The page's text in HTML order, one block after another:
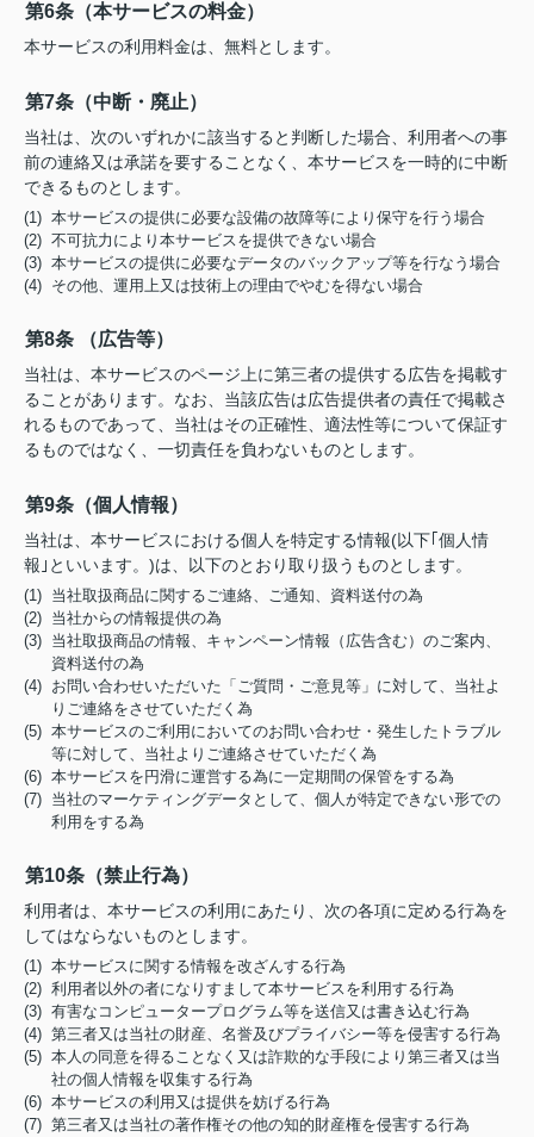
第6条（本サービスの料金）
本サービスの利用料金は、無料とします。
第7条（中断・廃止）
当社は、次のいずれかに該当すると判断した場合、利用者への事
前の連絡又は承諾を要することなく、本サービスを一時的に中断
できるものとします。
(1) 本サービスの提供に必要な設備の故障等により保守を行う場合
(2) 不可抗力により本サービスを提供できない場合
(3) 本サービスの提供に必要なデータのバックアップ等を行なう場合
(4) その他、運用上又は技術上の理由でやむを得ない場合
第8条 （広告等）
当社は、本サービスのページ上に第三者の提供する広告を掲載す
ることがあります。なお、当該広告は広告提供者の責任で掲載さ
れるものであって、当社はその正確性、適法性等について保証す
るものではなく、一切責任を負わないものとします。
第9条（個人情報）
当社は、本サービスにおける個人を特定する情報(以下｢個人情
報｣といいます。)は、以下のとおり取り扱うものとします。
(1) 当社取扱商品に関するご連絡、ご通知、資料送付の為
(2) 当社からの情報提供の為
(3) 当社取扱商品の情報、キャンペーン情報（広告含む）のご案内、
資料送付の為
(4) お問い合わせいただいた「ご質問・ご意見等」に対して、当社よ
りご連絡をさせていただく為
(5) 本サービスのご利用においてのお問い合わせ・発生したトラブル
等に対して、当社よりご連絡させていただく為
(6) 本サービスを円滑に運営する為に一定期間の保管をする為
(7) 当社のマーケティングデータとして、個人が特定できない形での
利用をする為
第10条（禁止行為）
利用者は、本サービスの利用にあたり、次の各項に定める行為を
してはならないものとします。
(1) 本サービスに関する情報を改ざんする行為
(2) 利用者以外の者になりすまして本サービスを利用する行為
(3) 有害なコンピュータープログラム等を送信又は書き込む行為
(4) 第三者又は当社の財産、名誉及びプライバシー等を侵害する行為
(5) 本人の同意を得ることなく又は詐欺的な手段により第三者又は当
社の個人情報を収集する行為
(6) 本サービスの利用又は提供を妨げる行為
(7) 第三者又は当社の著作権その他の知的財産権を侵害する行為